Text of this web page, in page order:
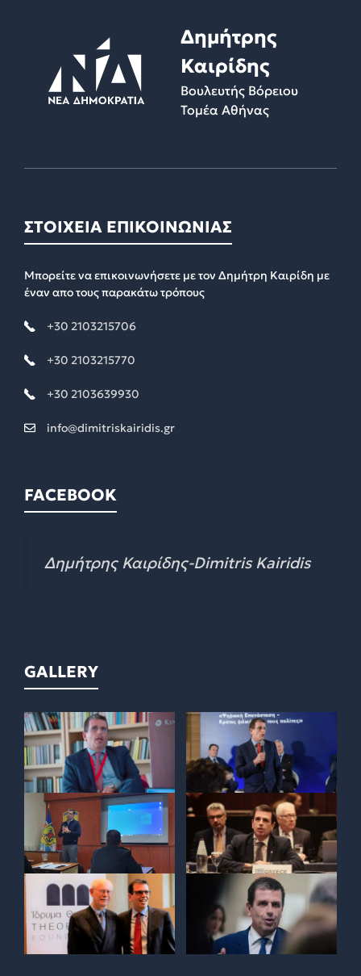
Δημήτρης
Καιρίδης
Βουλευτής Βόρειου
Τομέα Αθήνας
ΣΤΟΙΧΕΙΑ ΕΠΙΚΟΙΝΩΝΙΑΣ
Μπορείτε να επικοινωνήσετε με τον Δημήτρη Καιρίδη με
έναν απο τους παρακάτω τρόπους
+30 2103215706
+30 2103215770
+30 2103639930
info@dimitriskairidis.gr
FACEBOOK
Δημήτρης Καιρίδης-Dimitris Kairidis
GALLERY